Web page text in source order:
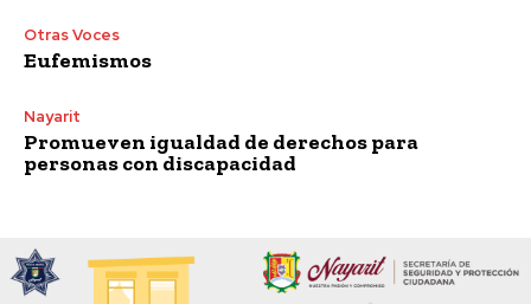
Otras Voces
Eufemismos
Nayarit
Promueven igualdad de derechos para
personas con discapacidad